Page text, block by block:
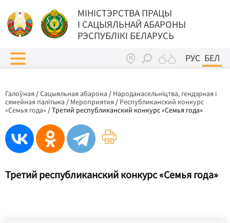
МIНIСТЭРСТВА ПРАЦЫ
I САЦЫЯЛЬНАЙ АБАРОНЫ
РЭСПУБЛІКІ БЕЛАРУСЬ
РУС БЕЛ
Галоўная /Сацыяльная абарона / Народанасельніцтва, гендэрная і
сямейная палітыка / Мероприятия / Республиканский конкурс
«Семья года» /Третий республиканский конкурс «Семья года»
Третий республиканский конкурс «Семья года»